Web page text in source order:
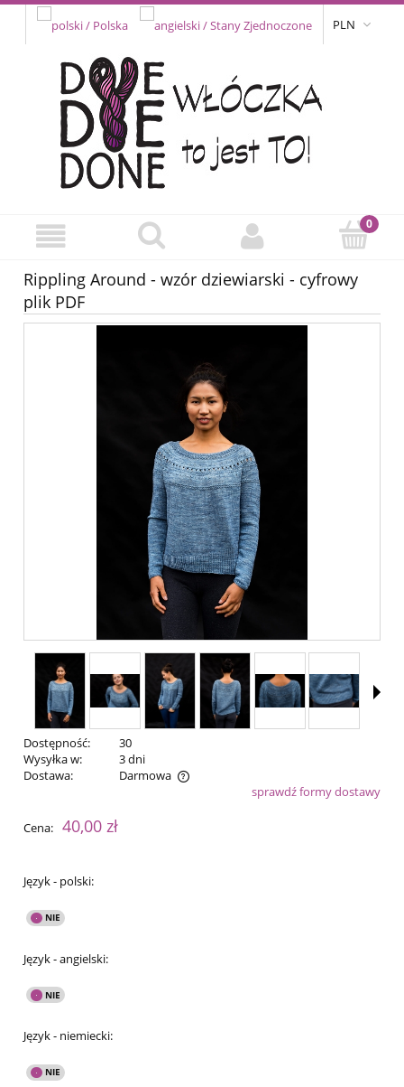
PLN
Rippling Around - wzór dziewiarski - cyfrowy
plik PDF
Dostępność:
30
Wysyłka w:
3 dni
Dostawa:
Darmowa
Cena nie zawiera ewentualnych kosztów płatnościsprawdź formy dostawy
Cena: 40,00 zł
Język - polski:
Język - angielski:
Język - niemiecki: